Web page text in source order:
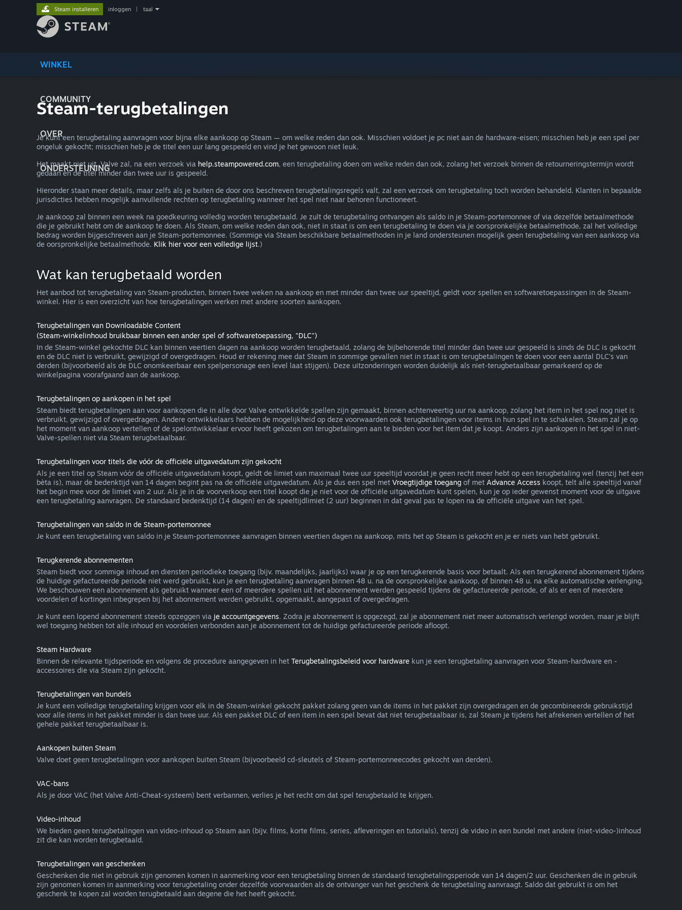
WINKEL
COMMUNITY
OVER
ONDERSTEUNING
Steam installeren inloggen taal
Steam-terugbetalingen
Je kunt een terugbetaling aanvragen voor bijna elke aankoop op Steam — om welke reden dan ook. Misschien voldoet je pc niet aan de hardware-eisen; misschien heb je een spel per
ongeluk gekocht; misschien heb je de titel een uur lang gespeeld en vind je het gewoon niet leuk.
Het maakt niet uit. Valve zal, na een verzoek via help.steampowered.com, een terugbetaling doen om welke reden dan ook, zolang het verzoek binnen de retourneringstermijn wordt
gedaan en de titel minder dan twee uur is gespeeld.
Hieronder staan meer details, maar zelfs als je buiten de door ons beschreven terugbetalingsregels valt, zal een verzoek om terugbetaling toch worden behandeld. Klanten in bepaalde
jurisdicties hebben mogelijk aanvullende rechten op terugbetaling wanneer het spel niet naar behoren functioneert.
Je aankoop zal binnen een week na goedkeuring volledig worden terugbetaald. Je zult de terugbetaling ontvangen als saldo in je Steam-portemonnee of via dezelfde betaalmethode
die je gebruikt hebt om de aankoop te doen. Als Steam, om welke reden dan ook, niet in staat is om een terugbetaling te doen via je oorspronkelijke betaalmethode, zal het volledige
bedrag worden bijgeschreven aan je Steam-portemonnee. (Sommige via Steam beschikbare betaalmethoden in je land ondersteunen mogelijk geen terugbetaling van een aankoop via
de oorspronkelijke betaalmethode. Klik hier voor een volledige lijst.)
Wat kan terugbetaald worden
Het aanbod tot terugbetaling van Steam-producten, binnen twee weken na aankoop en met minder dan twee uur speeltijd, geldt voor spellen en softwaretoepassingen in de Steam-
winkel. Hier is een overzicht van hoe terugbetalingen werken met andere soorten aankopen.
Terugbetalingen van Downloadable Content
(Steam-winkelinhoud bruikbaar binnen een ander spel of softwaretoepassing, "DLC")
In de Steam-winkel gekochte DLC kan binnen veertien dagen na aankoop worden terugbetaald, zolang de bijbehorende titel minder dan twee uur gespeeld is sinds de DLC is gekocht
en de DLC niet is verbruikt, gewijzigd of overgedragen. Houd er rekening mee dat Steam in sommige gevallen niet in staat is om terugbetalingen te doen voor een aantal DLC's van
derden (bijvoorbeeld als de DLC onomkeerbaar een spelpersonage een level laat stijgen). Deze uitzonderingen worden duidelijk als niet-terugbetaalbaar gemarkeerd op de
winkelpagina voorafgaand aan de aankoop.
Terugbetalingen op aankopen in het spel
Steam biedt terugbetalingen aan voor aankopen die in alle door Valve ontwikkelde spellen zijn gemaakt, binnen achtenveertig uur na aankoop, zolang het item in het spel nog niet is
verbruikt, gewijzigd of overgedragen. Andere ontwikkelaars hebben de mogelijkheid op deze voorwaarden ook terugbetalingen voor items in hun spel in te schakelen. Steam zal je op
het moment van aankoop vertellen of de spelontwikkelaar ervoor heeft gekozen om terugbetalingen aan te bieden voor het item dat je koopt. Anders zijn aankopen in het spel in niet-
Valve-spellen niet via Steam terugbetaalbaar.
Terugbetalingen voor titels die vóór de officiële uitgavedatum zijn gekocht
Als je een titel op Steam vóór de officiële uitgavedatum koopt, geldt de limiet van maximaal twee uur speeltijd voordat je geen recht meer hebt op een terugbetaling wel (tenzij het een
bèta is), maar de bedenktijd van 14 dagen begint pas na de officiële uitgavedatum. Als je dus een spel met Vroegtijdige toegang of met Advance Access koopt, telt alle speeltijd vanaf
het begin mee voor de limiet van 2 uur. Als je in de voorverkoop een titel koopt die je niet voor de officiële uitgavedatum kunt spelen, kun je op ieder gewenst moment voor de uitgave
een terugbetaling aanvragen. De standaard bedenktijd (14 dagen) en de speeltijdlimiet (2 uur) beginnen in dat geval pas te lopen na de officiële uitgave van het spel.
Terugbetalingen van saldo in de Steam-portemonnee
Je kunt een terugbetaling van saldo in je Steam-portemonnee aanvragen binnen veertien dagen na aankoop, mits het op Steam is gekocht en je er niets van hebt gebruikt.
Terugkerende abonnementen
Steam biedt voor sommige inhoud en diensten periodieke toegang (bijv. maandelijks, jaarlijks) waar je op een terugkerende basis voor betaalt. Als een terugkerend abonnement tijdens
de huidige gefactureerde periode niet werd gebruikt, kun je een terugbetaling aanvragen binnen 48 u. na de oorspronkelijke aankoop, of binnen 48 u. na elke automatische verlenging.
We beschouwen een abonnement als gebruikt wanneer een of meerdere spellen uit het abonnement werden gespeeld tijdens de gefactureerde periode, of als er een of meerdere
voordelen of kortingen inbegrepen bij het abonnement werden gebruikt, opgemaakt, aangepast of overgedragen.
Je kunt een lopend abonnement steeds opzeggen via je accountgegevens. Zodra je abonnement is opgezegd, zal je abonnement niet meer automatisch verlengd worden, maar je blijft
wel toegang hebben tot alle inhoud en voordelen verbonden aan je abonnement tot de huidige gefactureerde periode afloopt.
Steam Hardware
Binnen de relevante tijdsperiode en volgens de procedure aangegeven in het Terugbetalingsbeleid voor hardware kun je een terugbetaling aanvragen voor Steam-hardware en -
accessoires die via Steam zijn gekocht.
Terugbetalingen van bundels
Je kunt een volledige terugbetaling krijgen voor elk in de Steam-winkel gekocht pakket zolang geen van de items in het pakket zijn overgedragen en de gecombineerde gebruikstijd
voor alle items in het pakket minder is dan twee uur. Als een pakket DLC of een item in een spel bevat dat niet terugbetaalbaar is, zal Steam je tijdens het afrekenen vertellen of het
gehele pakket terugbetaalbaar is.
Aankopen buiten Steam
Valve doet geen terugbetalingen voor aankopen buiten Steam (bijvoorbeeld cd-sleutels of Steam-portemonneecodes gekocht van derden).
VAC-bans
Als je door VAC (het Valve Anti-Cheat-systeem) bent verbannen, verlies je het recht om dat spel terugbetaald te krijgen.
Video-inhoud
We bieden geen terugbetalingen van video-inhoud op Steam aan (bijv. films, korte films, series, afleveringen en tutorials), tenzij de video in een bundel met andere (niet-video-)inhoud
zit die kan worden terugbetaald.
Terugbetalingen van geschenken
Geschenken die niet in gebruik zijn genomen komen in aanmerking voor een terugbetaling binnen de standaard terugbetalingsperiode van 14 dagen/2 uur. Geschenken die in gebruik
zijn genomen komen in aanmerking voor terugbetaling onder dezelfde voorwaarden als de ontvanger van het geschenk de terugbetaling aanvraagt. Saldo dat gebruikt is om het
geschenk te kopen zal worden terugbetaald aan degene die het heeft gekocht.